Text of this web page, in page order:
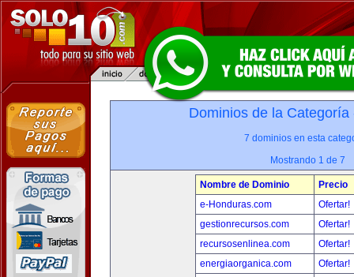
Dominios de la
7 dominios en esta
Mostrando 1 de 7
Nombre de Dominio
Precio
e-Honduras.com
Ofertar!
gestionrecursos.com
Ofertar!
recursosenlinea.com
Ofertar!
energiaorganica.com
Ofertar!